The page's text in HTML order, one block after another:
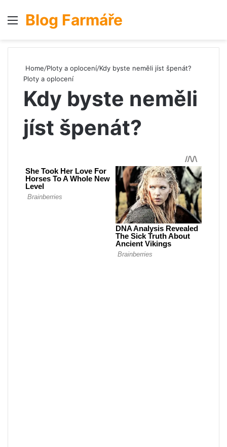
Menu
Blog Farmáře
Home/Ploty a oplocení/Kdy byste neměli jíst špenát?
Ploty a oplocení
Kdy byste neměli
jíst špenát?